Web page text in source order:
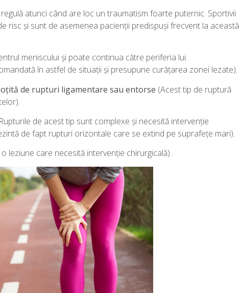
atunci când are loc un traumatism foarte puternic. Sportivii
risc și sunt de asemenea pacienții predispuși frecvent la această
meniscului și poate continua către periferia lui.
în astfel de situații și presupune curățarea zonei lezate).
de rupturi ligamentare sau entorse (Acest tip de ruptură
de acest tip sunt complexe și necesită intervenție
de fapt rupturi orizontale care se extind pe suprafețe mari).
o leziune care necesită intervenție chirurgicală).